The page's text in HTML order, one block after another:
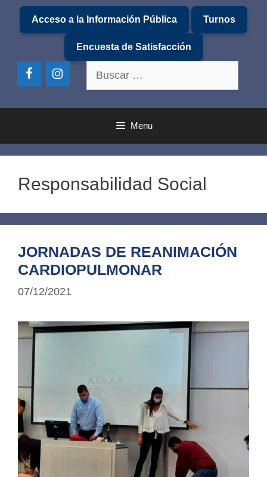
Saltar
contenido
Acceso a la Información Pública Turnos
Encuesta de Satisfacción
Menu
Responsabilidad Social
JORNADAS DE REANIMACIÓN
CARDIOPULMONAR
07/12/2021